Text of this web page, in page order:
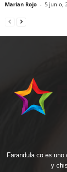
Marian Rojo - 5 junio,
Farandula.co es
y